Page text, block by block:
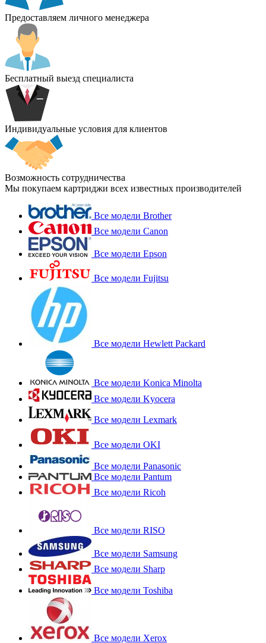
Предоставляем личного менеджера
Бесплатный выезд специалиста
Индивидуальные условия для клиентов
Возможность сотрудничества
Мы покупаем картриджи всех известных производителей
Все модели Brother
Все модели Canon
Все модели Epson
Все модели Fujitsu
Все модели Hewlett Packard
Все модели Konica Minolta
Все модели Kyocera
Все модели Lexmark
Все модели OKI
Все модели Panasonic
Все модели Pantum
Все модели Ricoh
Все модели RISO
Все модели Samsung
Все модели Sharp
Все модели Toshiba
Все модели Xerox